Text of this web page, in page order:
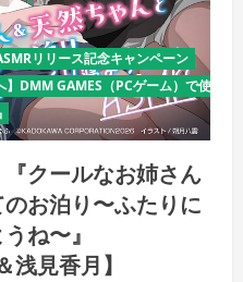
リリース記念キャンペーン
】DMM GAMES（PCゲーム）で使え
『クールなお姉さん
お泊り〜ふたりに
ね〜』
浅見香月】